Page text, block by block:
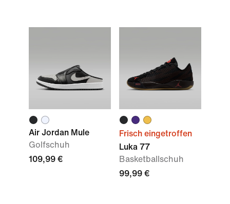
Air Jordan Mule
Golfschuh
109,99 €
Frisch eingetroffen
Luka 77
Basketballschuh
99,99 €